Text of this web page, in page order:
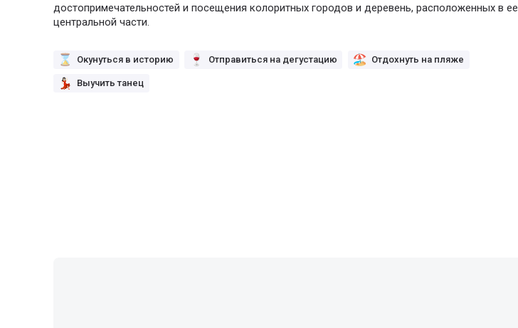
достопримечательностей и посещения колоритных городов и деревень, расположенных в ее
центральной части.
Окунуться в историю Отправиться на дегустацию Отдохнуть на пляже
Выучить танец